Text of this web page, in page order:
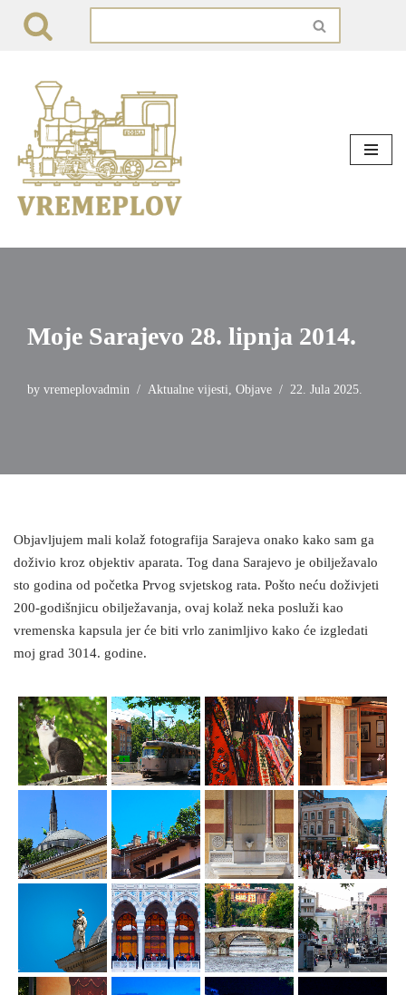
content
Moje Sarajevo 28. lipnja 2014.
by vremeplovadmin Aktualne vijesti Objave 22. Jula 2025.
Objavljujem mali kolaž fotografija Sarajeva onako kako sam ga
doživio kroz objektiv aparata. Tog dana Sarajevo je obilježavalo
sto godina od početka Prvog svjetskog rata. Pošto neću doživjeti
200-godišnjicu obilježavanja, ovaj kolaž neka posluži kao
vremenska kapsula jer će biti vrlo zanimljivo kako će izgledati
moj grad 3014. godine.